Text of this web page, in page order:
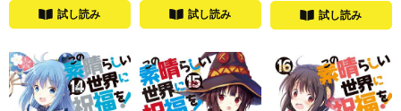
試し読み 試し読み 試し読み